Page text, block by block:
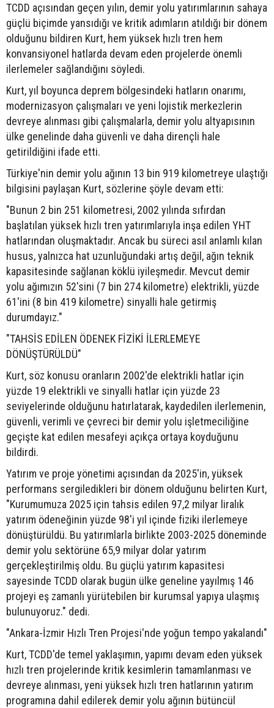
TCDD açısından geçen yılın, demir yolu yatırımlarının sahaya
güçlü biçimde yansıdığı ve kritik adımların atıldığı bir dönem
olduğunu bildiren Kurt, hem yüksek hızlı tren hem
konvansiyonel hatlarda devam eden projelerde önemli
ilerlemeler sağlandığını söyledi.
Kurt, yıl boyunca deprem bölgesindeki hatların onarımı,
modernizasyon çalışmaları ve yeni lojistik merkezlerin
devreye alınması gibi çalışmalarla, demir yolu altyapısının
ülke genelinde daha güvenli ve daha dirençli hale
getirildiğini ifade etti.
Türkiye'nin demir yolu ağının 13 bin 919 kilometreye ulaştığı
bilgisini paylaşan Kurt, sözlerine şöyle devam etti:
"Bunun 2 bin 251 kilometresi, 2002 yılında sıfırdan
başlatılan yüksek hızlı tren yatırımlarıyla inşa edilen YHT
hatlarından oluşmaktadır. Ancak bu süreci asıl anlamlı kılan
husus, yalnızca hat uzunluğundaki artış değil, ağın teknik
kapasitesinde sağlanan köklü iyileşmedir. Mevcut demir
yolu ağımızın 52'sini (7 bin 274 kilometre) elektrikli, yüzde
61'ini (8 bin 419 kilometre) sinyalli hale getirmiş
durumdayız."
"TAHSİS EDİLEN ÖDENEK FİZİKİ İLERLEMEYE
DÖNÜŞTÜRÜLDÜ"
Kurt, söz konusu oranların 2002'de elektrikli hatlar için
yüzde 19 elektrikli ve sinyalli hatlar için yüzde 23
seviyelerinde olduğunu hatırlatarak, kaydedilen ilerlemenin,
güvenli, verimli ve çevreci bir demir yolu işletmeciliğine
geçişte kat edilen mesafeyi açıkça ortaya koyduğunu
bildirdi.
Yatırım ve proje yönetimi açısından da 2025'in, yüksek
performans sergiledikleri bir dönem olduğunu belirten Kurt,
"Kurumumuza 2025 için tahsis edilen 97,2 milyar liralık
yatırım ödeneğinin yüzde 98'i yıl içinde fiziki ilerlemeye
dönüştürüldü. Bu yatırımlarla birlikte 2003-2025 döneminde
demir yolu sektörüne 65,9 milyar dolar yatırım
gerçekleştirilmiş oldu. Bu güçlü yatırım kapasitesi
sayesinde TCDD olarak bugün ülke geneline yayılmış 146
projeyi eş zamanlı yürütebilen bir kurumsal yapıya ulaşmış
bulunuyoruz." dedi.
"Ankara-İzmir Hızlı Tren Projesi'nde yoğun tempo yakalandı"
Kurt, TCDD'de temel yaklaşımın, yapımı devam eden yüksek
hızlı tren projelerinde kritik kesimlerin tamamlanması ve
devreye alınması, yeni yüksek hızlı tren hatlarının yatırım
programına dahil edilerek demir yolu ağının bütüncül